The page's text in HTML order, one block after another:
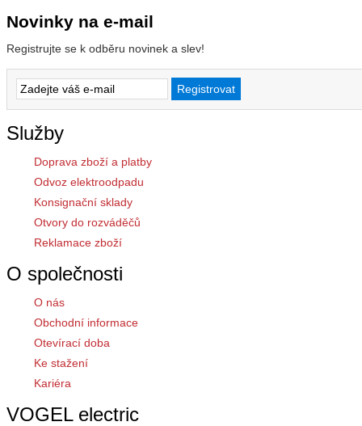
Novinky na e-mail
Registrujte se k odběru novinek a slev!
Služby
Doprava zboží a platby
Odvoz elektroodpadu
Konsignační sklady
Otvory do rozváděčů
Reklamace zboží
O společnosti
O nás
Obchodní informace
Otevírací doba
Ke stažení
Kariéra
VOGEL electric